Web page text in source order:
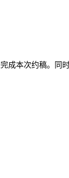
本次约稿。同时